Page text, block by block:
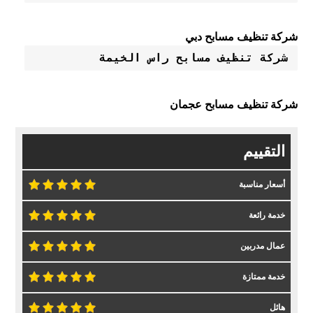
شركة تنظيف مسابح دبي
شركة تنظيف مسابح راس الخيمة
شركة تنظيف مسابح عجمان
التقييم
أسعار مناسبة
خدمة رائعة
عمال مدربين
خدمة ممتازة
هائل